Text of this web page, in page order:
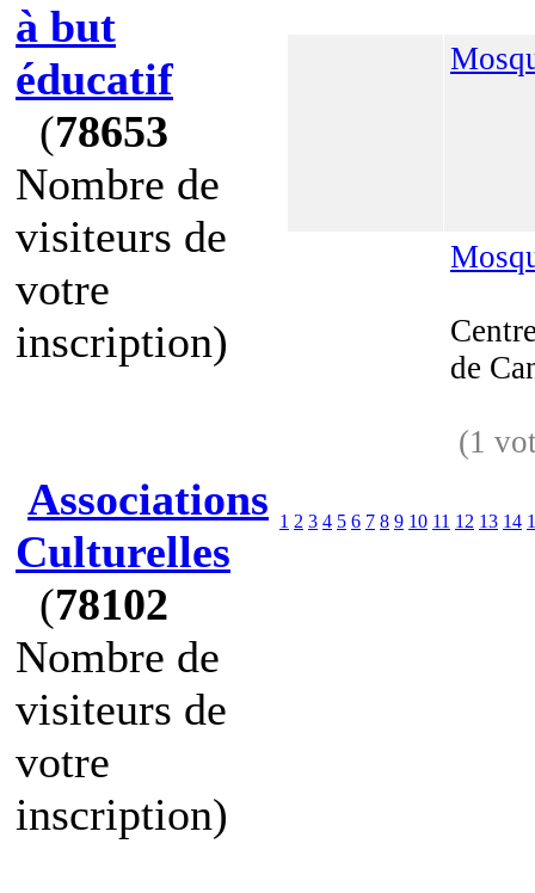
à but
éducatif
(78653
Nombre de
visiteurs de
votre
inscription)
Associations
Culturelles
(78102
Nombre de
visiteurs de
votre
inscription)
de
(1
1 2 3 4 5 6 7 8 9 10 11 12 13 14